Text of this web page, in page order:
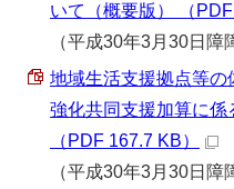
いて（概要版） （PDF
（平成30年3月30日
地域生活支援拠点等の
強化共同支援加算に係
（PDF 167.7 KB）
（平成30年3月30日